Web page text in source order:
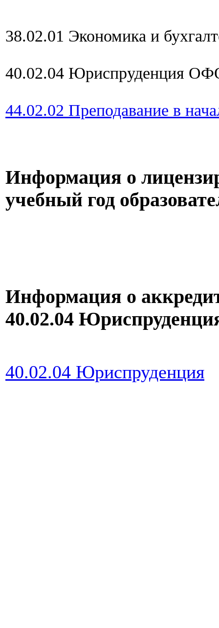
38.02.01 Экономика и
40.02.04 Юриспруденция
44.02.02 Преподавание в
Информация о
учебный год
Информация о
40.02.04
40.02.04 Юриспруденция